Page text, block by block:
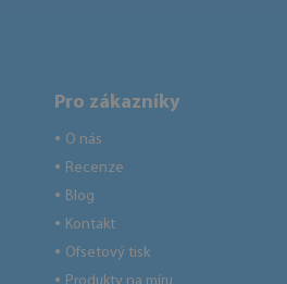
Pro zákazníky
● O nás
● Recenze
● Blog
● Kontakt
● Ofsetový tisk
●